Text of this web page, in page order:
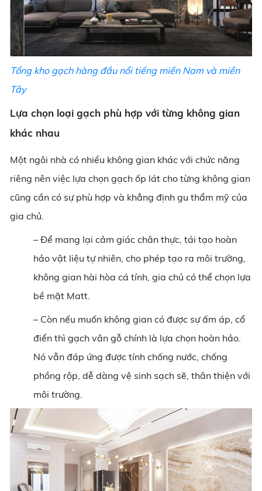
Tổng kho gạch hàng đầu nổi tiếng miền Nam và miền
Tây
Lựa chọn loại gạch phù hợp với từng không gian
khác nhau
Một ngôi nhà có nhiều không gian khác với chức năng
riêng nên việc lựa chọn gạch ốp lát cho từng không gian
cũng cần có sự phù hợp và khẳng định gu thẩm mỹ của
gia chủ.
– Để mang lại cảm giác chân thực, tái tạo hoàn
hảo vật liệu tự nhiên, cho phép tạo ra môi trường,
không gian hài hòa cá tính, gia chủ có thể chọn lựa
bề mặt Matt.
– Còn nếu muốn không gian có được sự ấm áp, cổ
điển thì gạch vân gỗ chính là lựa chọn hoàn hảo.
Nó vẫn đáp ứng được tính chống nước, chống
phồng rộp, dễ dàng vệ sinh sạch sẽ, thân thiện với
môi trường.